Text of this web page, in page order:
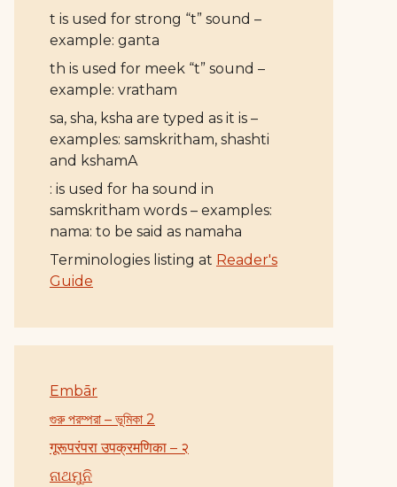
t is used for strong “t” sound –
example: ganta
th is used for meek “t” sound –
example: vratham
sa, sha, ksha are typed as it is –
examples: samskritham, shashti
and kshamA
: is used for ha sound in
samskritham words – examples:
nama: to be said as namaha
Terminologies listing at Reader's
Guide
Embār
গুরু পরম্পরা – ভূমিকা 2
गूरूपरंपरा उपक्रमणिका – २
ନାଥମୁନି